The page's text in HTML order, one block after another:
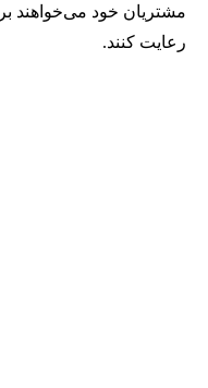
مشتریان خود می‌خواهند
رعایت کنند.